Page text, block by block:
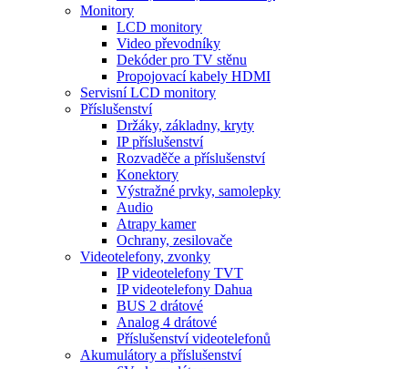
Monitory
LCD monitory
Video převodníky
Dekóder pro TV stěnu
Propojovací kabely HDMI
Servisní LCD monitory
Příslušenství
Držáky, základny, kryty
IP příslušenství
Rozvaděče a příslušenství
Konektory
Výstražné prvky, samolepky
Audio
Atrapy kamer
Ochrany, zesilovače
Videotelefony, zvonky
IP videotelefony TVT
IP videotelefony Dahua
BUS 2 drátové
Analog 4 drátové
Příslušenství videotelefonů
Akumulátory a příslušenství